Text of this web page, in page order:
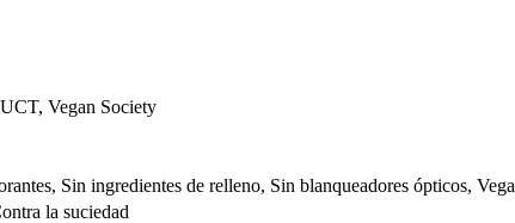
Vegan Society
Sin ingredientes de relleno, Sin blanqueadores ópticos,
la suciedad